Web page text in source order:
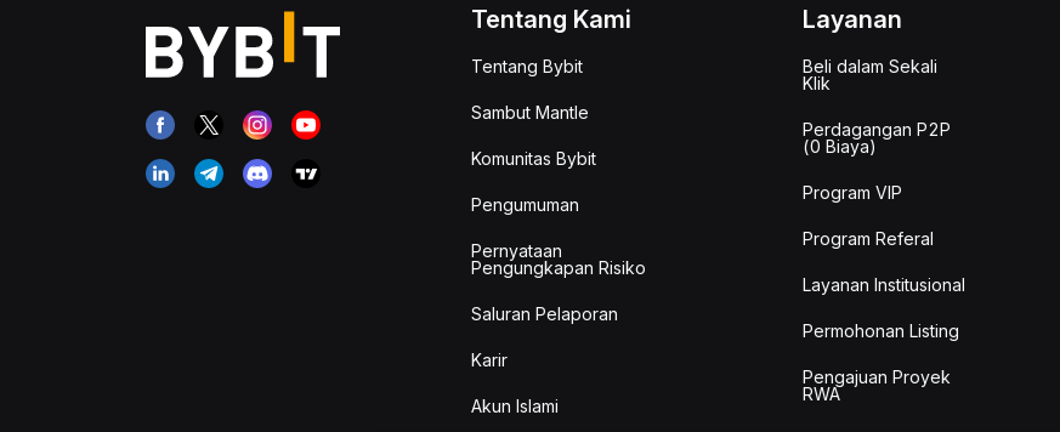
Tentang Kami
Tentang Bybit
Sambut Mantle
Komunitas Bybit
Pengumuman
Pernyataan
Pengungkapan Risiko
Saluran Pelaporan
Karir
Akun Islami
Layanan
Beli dalam Sekali
Klik
Perdagangan P2P
(0 Biaya)
Program VIP
Program Referal
Layanan Institusional
Permohonan Listing
Pengajuan Proyek
RWA